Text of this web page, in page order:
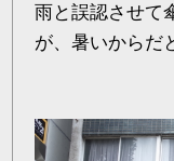
雨と誤認させて
が、暑いからだ